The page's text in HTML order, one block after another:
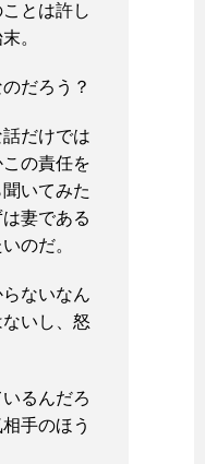
とは許し
。
だろう？
だけでは
の責任を
いてみた
妻である
のだ。
ないなん
いし、怒
るんだろ
手のほう